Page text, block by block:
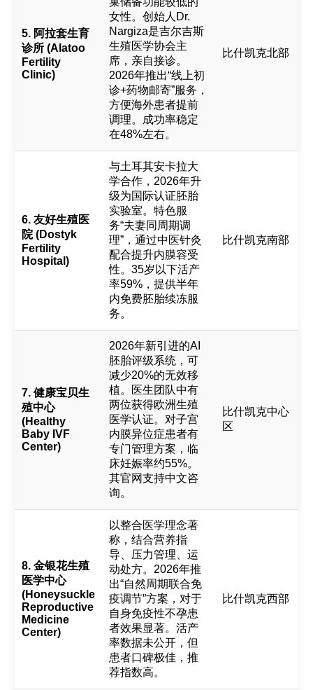
5. 阿拉套生育
诊所 (Alatoo
Fertility
Clinic)
女性。创始人Dr.
Nargiza是吉尔吉斯
生殖医学协会主
席，亲自接诊。
2026年推出“线上初
诊+药物邮寄”服务，
方便海外患者提前
调理。成功率稳定
在48%左右。
比什凯克北部
6. 友好生殖医
院 (Dostyk
Fertility
Hospital)
与土耳其安卡拉大
学合作，2026年升
级为国际认证胚胎
实验室。特色服
务“夫妻同周期调
理”，通过中医针灸
配合提升内膜容受
性。35岁以下活产
率59%，提供半年
内免费胚胎续冻服
务。
比什凯克南部
7. 健康宝贝生
殖中心
(Healthy
Baby IVF
Center)
2026年新引进的AI
胚胎评级系统，可
减少20%的无效移
植。医生团队中有
两位获得欧洲生殖
医学认证。对子宫
内膜异位症患者有
专门管理方案，临
床妊娠率约55%。
其官网支持中文咨
询。
比什凯克中心
区
8. 金银花生殖
医学中心
(Honeysuckle
Reproductive
Medicine
Center)
以整合医学理念著
称，结合营养指
导、压力管理、运
动处方。2026年推
出“自然周期联合免
疫调节”方案，对于
自身免疫性不孕患
者效果显著。活产
率数据未公开，但
患者口碑极佳，推
荐指数高。
比什凯克西部